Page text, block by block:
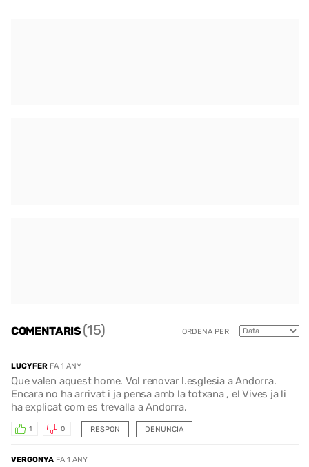
COMENTARIS(15) ORDENA PER
LUCYFER FA 1 ANY
Que valen aquest home. Vol renovar l.esglesia a Andorra.
Encara no ha arrivat i ja pensa amb la totxana , el Vives ja li
ha explicat com es trevalla a Andorra.
RESPON
1 0 DENUNCIA
VERGONYA FA 1 ANY